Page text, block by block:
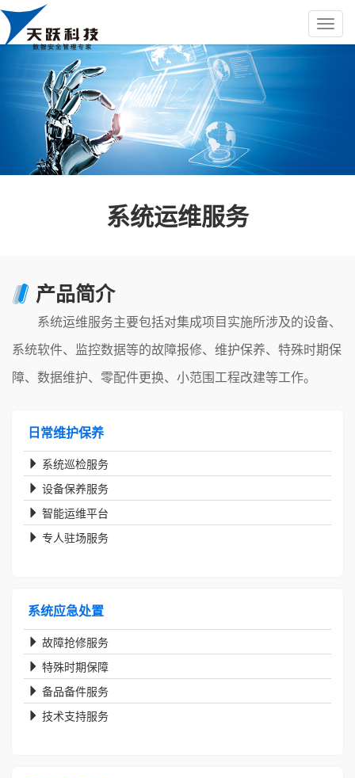
系统运维服务
产品简介
系统运维服务主要包括对集成项目实施所涉及的设备、
系统软件、监控数据等的故障报修、维护保养、特殊时期保
障、数据维护、零配件更换、小范围工程改建等工作。
日常维护保养
系统巡检服务
设备保养服务
智能运维平台
专人驻场服务
系统应急处置
故障抢修服务
特殊时期保障
备品备件服务
技术支持服务